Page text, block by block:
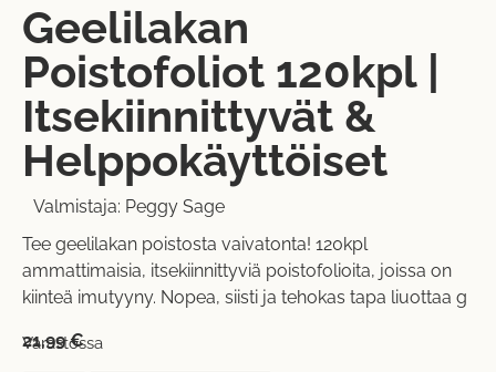
Geelilakan
Poistofoliot 120kpl |
Itsekiinnittyvät &
Helppokäyttöiset
Valmistaja: Peggy Sage
Tee geelilakan poistosta vaivatonta! 120kpl
ammattimaisia, itsekiinnittyviä poistofolioita, joissa on
kiinteä imutyyny. Nopea, siisti ja tehokas tapa liuottaa g
21,99€
Varastossa